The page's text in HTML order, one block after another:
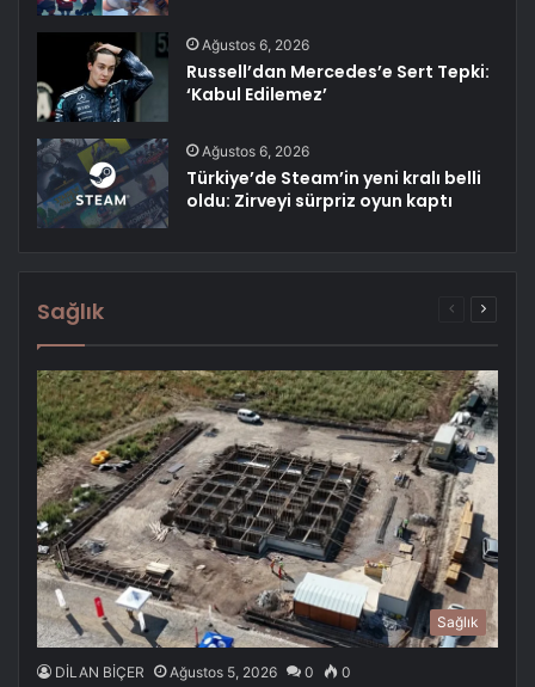
Ağustos 6, 2026
Russell’dan Mercedes’e Sert Tepki:
‘Kabul Edilemez’
Ağustos 6, 2026
Türkiye’de Steam’in yeni kralı belli
oldu: Zirveyi sürpriz oyun kaptı
Sağlık
ÖncekiSonraki
Sağlık
DİLAN BİÇER Ağustos 5, 2026 0 0